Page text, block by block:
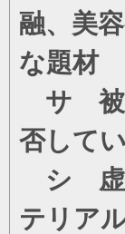
融、美
な題材
サ 被
否して
シ 虚
テリア